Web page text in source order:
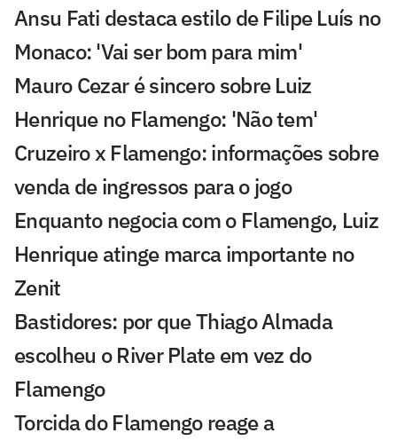
Ansu Fati destaca estilo de Filipe Luís no
Monaco: 'Vai ser bom para mim'
Mauro Cezar é sincero sobre Luiz
Henrique no Flamengo: 'Não tem'
Cruzeiro x Flamengo: informações sobre
venda de ingressos para o jogo
Enquanto negocia com o Flamengo, Luiz
Henrique atinge marca importante no
Zenit
Bastidores: por que Thiago Almada
escolheu o River Plate em vez do
Flamengo
Torcida do Flamengo reage a